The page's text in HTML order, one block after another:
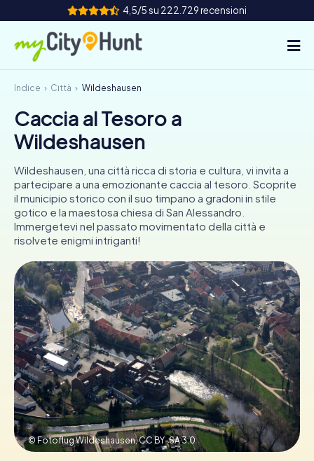
4,5/5 su 222.729 recensioni
Come funziona
Città
Team Building
Biglietti
ES
FR UK
IE
IT
NL
Prenota Biglietti
Acquista i Voucher
Indice Città Wildeshausen
Caccia al Tesoro a
Wildeshausen
Wildeshausen, una città ricca di storia e cultura, vi invita a
partecipare a una emozionante caccia al tesoro. Scoprite
il municipio storico con il suo timpano a gradoni in stile
gotico e la maestosa chiesa di San Alessandro.
Immergetevi nel passato movimentato della città e
risolvete enigmi intriganti!
© Fotoflug Wildeshausen,CC BY-SA 3.0